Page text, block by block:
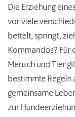
Die Erziehung
vor viele
bettelt, springt,
Kommandos? Für
Mensch und Tier
bestimmte Regeln
gemeinsame
zur